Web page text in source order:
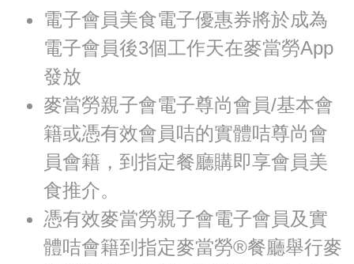
電子會員美食電子優惠券將於成為
電子會員後3個工作天在麥當勞App
發放
麥當勞親子會電子尊尚會員/基本會
籍或憑有效會員咭的實體咭尊尚會
員會籍，到指定餐廳購即享會員美
食推介。
憑有效麥當勞親子會電子會員及實
體咭會籍到指定麥當勞®餐廳舉行麥